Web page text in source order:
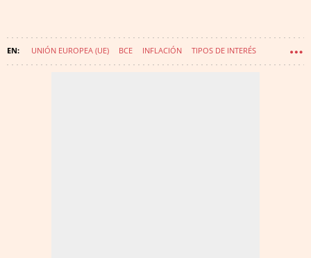
UNIÓN EUROPEA (UE) BCE INFLACIÓN TIPOS DE INTERÉS